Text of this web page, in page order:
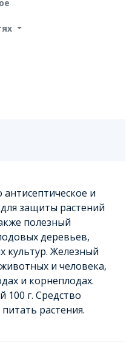
и
защиты растений
полезный
деревьев,
культур. Железный
и человека,
и корнеплодах.
100 г. Средство
растения.